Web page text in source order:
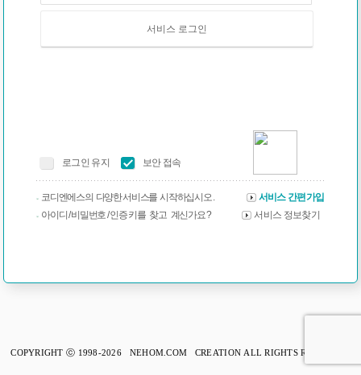
서비스 로그인
로그인 유지 보안 접속
코디엔에스의 다양한 서비스를 시작하십시오 .
서비스 간편가입
아이디 / 비밀번호 / 인증 키를 찾고 계신가요 ?
서비스 정보찾기
COPYRIGHT ⓒ 1998-2026 NEHOM.COM CREATION ALL RIGHTS RESERVED.